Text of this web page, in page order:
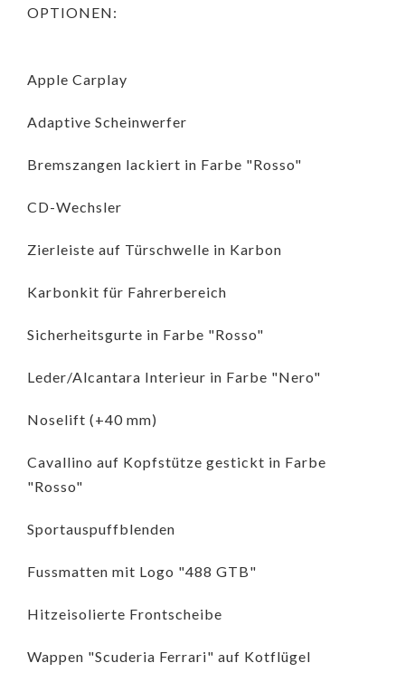
OPTIONEN:
Apple Carplay
Adaptive Scheinwerfer
Bremszangen lackiert in Farbe "Rosso"
CD-Wechsler
Zierleiste auf Türschwelle in Karbon
Karbonkit für Fahrerbereich
Sicherheitsgurte in Farbe "Rosso"
Leder/Alcantara Interieur in Farbe "Nero"
Noselift (+40 mm)
Cavallino auf Kopfstütze gestickt in Farbe
"Rosso"
Sportauspuffblenden
Fussmatten mit Logo "488 GTB"
Hitzeisolierte Frontscheibe
Wappen "Scuderia Ferrari" auf Kotflügel